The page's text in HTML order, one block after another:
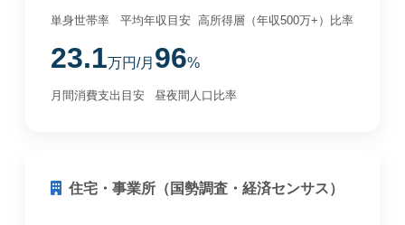
単身世帯率 平均年収目安 高所得層（年収500万+）比率
23.1万円/月
月間消費支出目安
96%
昼夜間人口比率
住宅・事業所（国勢調査・経済センサス）